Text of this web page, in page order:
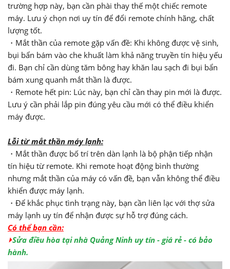
trường hợp này, bạn cần phài thay thế một chiếc remote
máy. Lưu ý chọn nơi uy tín để đổi remote chính hãng, chất
lượng tốt.
・Mắt thần của remote gặp vấn đề: Khi không được vệ sinh,
bụi bẩn bám vào che khuất làm khả năng truyền tín hiệu yếu
đi. Bạn chỉ cần dùng tăm bông hay khăn lau sạch đi bụi bẩn
bám xung quanh mắt thần là được.
・Remote hết pin: Lúc này, bạn chỉ cần thay pin mới là được.
Lưu ý cần phải lắp pin đúng yêu cầu mới có thể điều khiển
máy được.
Lỗi từ mắt thần máy lạnh:
・Mắt thần được bố trí trên dàn lạnh là bộ phận tiếp nhận
tín hiệu từ remote. Khi remote hoạt động bình thường
nhưng mắt thần của máy có vấn đề, bạn vẫn không thể điều
khiển được máy lạnh.
・Để khắc phục tình trạng này, bạn cần liên lạc với thợ sửa
máy lạnh uy tín để nhận được sự hỗ trợ đúng cách.
Có thể bạn cần:
⏵Sửa điều hòa tại nhà Quảng Ninh uy tín - giá rẻ - có bảo
hành.